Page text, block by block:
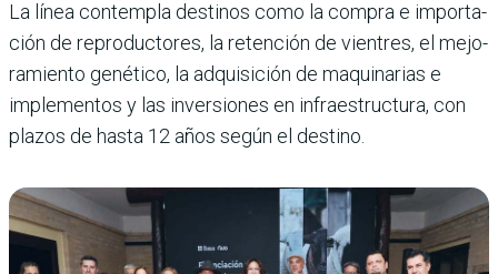
La línea contempla destinos como la compra e importa­
ción de reproductores, la retención de vientres, el mejo­
ramiento genético, la adquisi­ción de maquinarias e
imple­mentos y las inversiones en infraestructura, con
plazos de hasta 12 años según el des­tino.